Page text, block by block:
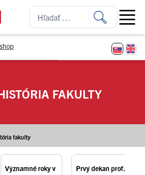
Open
FAKULTY
fakulty
Významné roky v
Prvý dekan prof.